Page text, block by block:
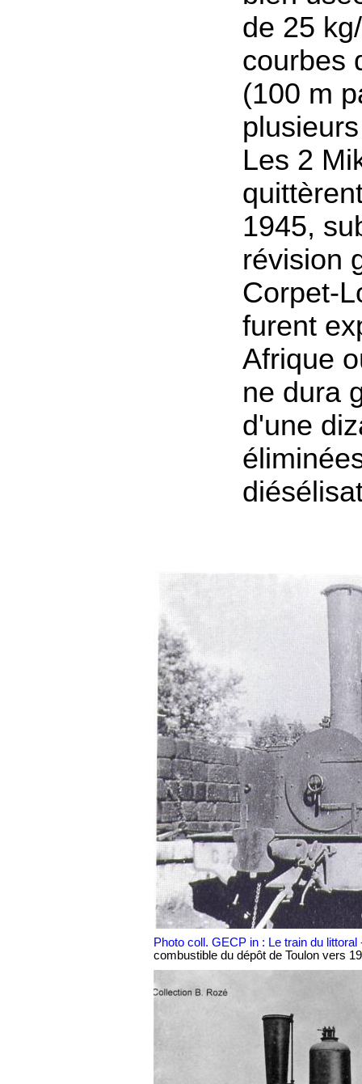
de 25
courbes
(100 m
Les 2
1945,
révision
Corpet-
furent
Afrique
ne dura
d'une
Photo coll. GECP in : Le train du
combustible du dépôt de Toulon vers